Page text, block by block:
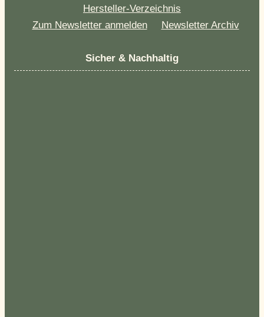
Hersteller-Verzeichnis
Zum Newsletter anmelden
Newsletter Archiv
Sicher & Nachhaltig